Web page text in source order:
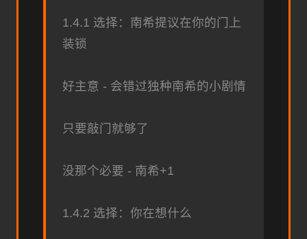
1.4.1 选择：南希提议在你的门上
装锁
好主意 - 会错过独种南希的小剧情
只要敲门就够了
没那个必要 - 南希+1
1.4.2 选择：你在想什么